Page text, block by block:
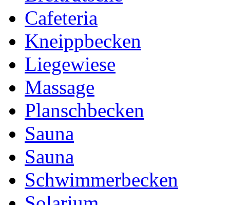
Cafeteria
Kneippbecken
Liegewiese
Massage
Planschbecken
Sauna
Sauna
Schwimmerbecken